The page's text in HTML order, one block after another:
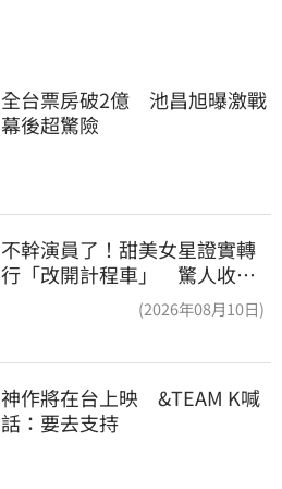
全台票房破2億　池昌旭曝激戰
幕後超驚險
不幹演員了！甜美女星證實轉
行「改開計程車」 驚人收入
(2026年08月10日)
神作將在台上映　&TEAM K喊
話：要去支持